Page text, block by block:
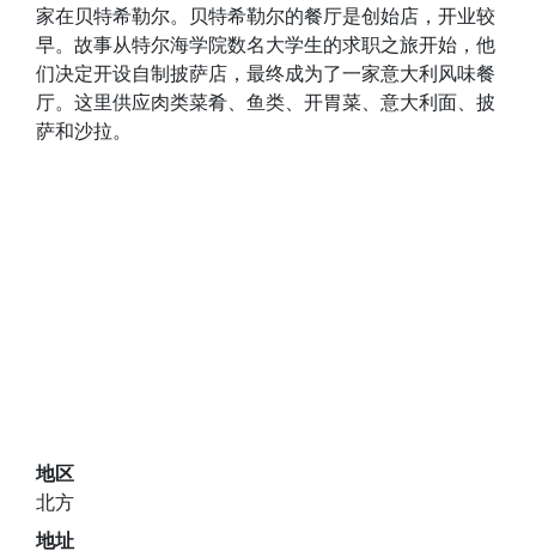
家在贝特希勒尔。贝特希勒尔的餐厅是创始店，开业较
早。故事从特尔海学院数名大学生的求职之旅开始，他
们决定开设自制披萨店，最终成为了一家意大利风味餐
厅。这里供应肉类菜肴、鱼类、开胃菜、意大利面、披
萨和沙拉。
地区
北方
地址